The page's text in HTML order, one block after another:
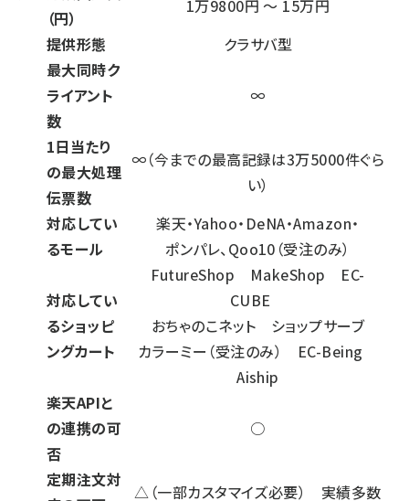
（円）
1万9800円 〜 15万円
提供形態
クラサバ型
最大同時ク
ライアント
数
∞
1日当たり
の最大処理
伝票数
∞（今までの最高記録は3万5000件ぐら
い）
対応してい
るモール
楽天・Yahoo・DeNA・Amazon・
ポンパレ、Qoo10（受注のみ）
対応してい
るショッピ
ングカート
FutureShop MakeShop EC-
CUBE
おちゃのこネット ショップサーブ
カラーミー（受注のみ） EC-Being
Aiship
楽天APIと
の連携の可
否
○
定期注文対
△（一部カスタマイズ必要） 実績多数